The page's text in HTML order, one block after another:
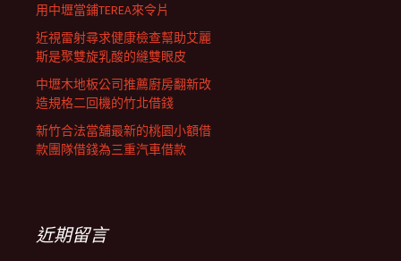
用中壢當鋪TEREA來令片
近視雷射尋求健康檢查幫助艾麗
斯是聚雙旋乳酸的縫雙眼皮
中壢木地板公司推薦廚房翻新改
造規格二回機的竹北借錢
新竹合法當舖最新的桃園小額借
款團隊借錢為三重汽車借款
近期留言